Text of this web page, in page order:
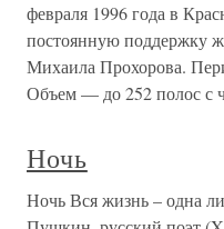
февраля 1996 года в
постоянную поддержку
Михаила Прохорова.
Объем — до 252 полос с
Ночь
Ночь Вся жизнь – одна